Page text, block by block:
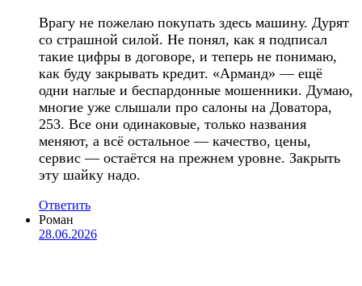
Врагу не пожелаю покупать здесь машину. Дурят
со страшной силой. Не понял, как я подписал
такие цифры в договоре, и теперь не понимаю,
как буду закрывать кредит. «Арманд» — ещё
одни наглые и беспардонные мошенники. Думаю,
многие уже слышали про салоны на Доватора,
253. Все они одинаковые, только названия
меняют, а всё остальное — качество, цены,
сервис — остаётся на прежнем уровне. Закрыть
эту шайку надо.
Ответить
Роман
28.06.2026